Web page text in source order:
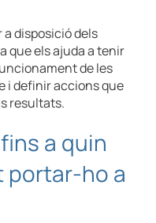
disposició dels
que els ajuda a tenir
de les
i definir accions que
resultats.
a quin
portar-ho a